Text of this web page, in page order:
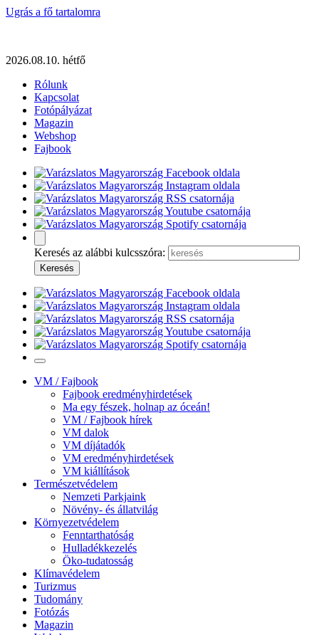
Ugrás a fő tartalomra
2026.08.10. hétfő
Rólunk
Kapcsolat
Fotópályázat
Magazin
Webshop
Fajbook
Keresés az alábbi kulcsszóra:
VM / Fajbook
Fajbook eredményhirdetések
Ma egy fészek, holnap az óceán!
VM / Fajbook hírek
VM dalok
VM díjátadók
VM eredményhirdetések
VM kiállítások
Természetvédelem
Nemzeti Parkjaink
Növény- és állatvilág
Környezetvédelem
Fenntarthatóság
Hulladékkezelés
Öko-tudatosság
Klímavédelem
Turizmus
Tudomány
Fotózás
Magazin